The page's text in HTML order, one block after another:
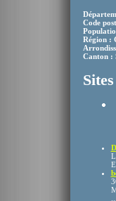
Code
Région :
Canton :